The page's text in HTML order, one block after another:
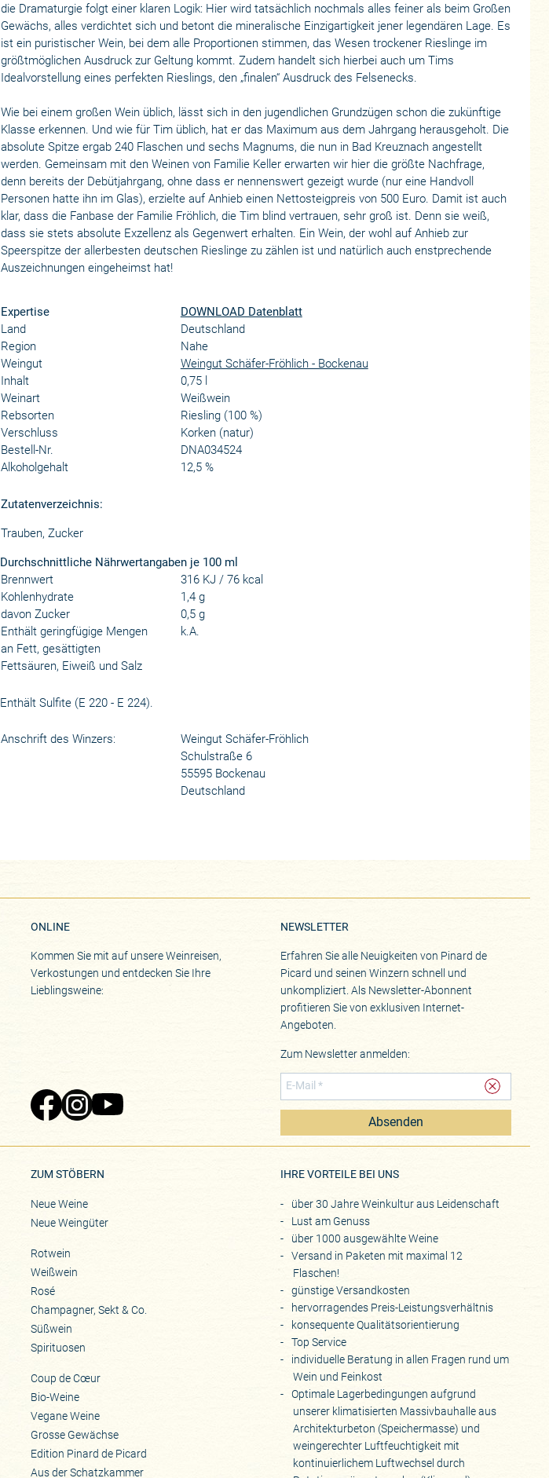
die Dramaturgie folgt einer klaren Logik: Hier wird tatsächlich nochmals alles feiner als beim Großen
Gewächs, alles verdichtet sich und betont die mineralische Einzigartigkeit jener legendären Lage. Es
ist ein puristischer Wein, bei dem alle Proportionen stimmen, das Wesen trockener Rieslinge im
größtmöglichen Ausdruck zur Geltung kommt. Zudem handelt sich hierbei auch um Tims
Idealvorstellung eines perfekten Rieslings, den „finalen“ Ausdruck des Felsenecks.
Wie bei einem großen Wein üblich, lässt sich in den jugendlichen Grundzügen schon die zukünftige
Klasse erkennen. Und wie für Tim üblich, hat er das Maximum aus dem Jahrgang herausgeholt. Die
absolute Spitze ergab 240 Flaschen und sechs Magnums, die nun in Bad Kreuznach angestellt
werden. Gemeinsam mit den Weinen von Familie Keller erwarten wir hier die größte Nachfrage,
denn bereits der Debütjahrgang, ohne dass er nennenswert gezeigt wurde (nur eine Handvoll
Personen hatte ihn im Glas), erzielte auf Anhieb einen Nettosteigpreis von 500 Euro. Damit ist auch
klar, dass die Fanbase der Familie Fröhlich, die Tim blind vertrauen, sehr groß ist. Denn sie weiß,
dass sie stets absolute Exzellenz als Gegenwert erhalten. Ein Wein, der wohl auf Anhieb zur
Speerspitze der allerbesten deutschen Rieslinge zu zählen ist und natürlich auch enstprechende
Auszeichnungen eingeheimst hat!
Expertise
DOWNLOAD Datenblatt
Land
Deutschland
Region
Nahe
Weingut
Weingut Schäfer-Fröhlich - Bockenau
Inhalt
0,75 l
Weinart
Weißwein
Rebsorten
Riesling (100 %)
Verschluss
Korken (natur)
Bestell-Nr.
DNA034524
Alkoholgehalt
12,5 %
Zutatenverzeichnis:
Trauben, Zucker
Durchschnittliche Nährwertangaben je 100 ml
Brennwert
316 KJ / 76 kcal
Kohlenhydrate
1,4 g
davon Zucker
0,5 g
Enthält geringfügige Mengen
an Fett, gesättigten
Fettsäuren, Eiweiß und Salz
k.A.
Enthält Sulfite (E 220 - E 224).
Anschrift des Winzers:
Weingut Schäfer-Fröhlich
Schulstraße 6
55595 Bockenau
Deutschland
ONLINE
Kommen Sie mit auf unsere Weinreisen,
Verkostungen und entdecken Sie Ihre
Lieblingsweine:
NEWSLETTER
Erfahren Sie alle Neuigkeiten von Pinard de
Picard und seinen Winzern schnell und
unkompliziert. Als Newsletter-Abonnent
profitieren Sie von exklusiven Internet-
Angeboten.
Zum Newsletter anmelden:
Absenden
ZUM STÖBERN
Neue Weine
Neue Weingüter
Rotwein
Weißwein
Rosé
Champagner, Sekt & Co.
Süßwein
Spirituosen
Coup de Cœur
Bio-Weine
Vegane Weine
Grosse Gewächse
Edition Pinard de Picard
Aus der Schatzkammer
IHRE VORTEILE BEI UNS
über 30 Jahre Weinkultur aus Leidenschaft
Lust am Genuss
über 1000 ausgewählte Weine
Versand in Paketen mit maximal 12
Flaschen!
günstige Versandkosten
hervorragendes Preis-Leistungsverhältnis
konsequente Qualitätsorientierung
Top Service
individuelle Beratung in allen Fragen rund um
Wein und Feinkost
Optimale Lagerbedingungen aufgrund
unserer klimatisierten Massivbauhalle aus
Architekturbeton (Speichermasse) und
weingerechter Luftfeuchtigkeit mit
kontinuierlichem Luftwechsel durch